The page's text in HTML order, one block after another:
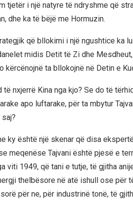
tjetër i një natyre të ndryshme që
dhe ka të bëjë me Hormuzin.
që bllokimi i një ngushtice ka
midis Detit të Zi dhe
kërcënojnë ta bllokojnë në Detin e
të nxjerrë Kina nga kjo? Se do të
apo luftarake, për ta mbytur
ky është një skenar që disa
meqenëse Tajvani është pjesë e
viti 1949, që tani e tutje, të gjitha
thelbësore në atë ishull ose për
për ne, për industrinë tonë, të